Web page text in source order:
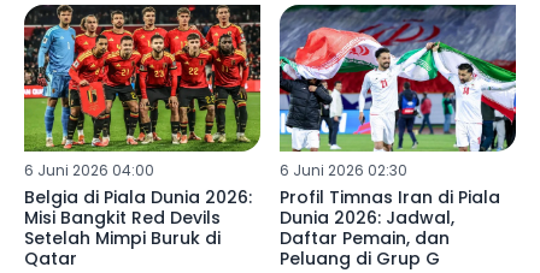
6 Juni 2026 04:00
Belgia di Piala Dunia 2026:
Misi Bangkit Red Devils
Setelah Mimpi Buruk di
Qatar
6 Juni 2026 02:30
Profil Timnas Iran di Piala
Dunia 2026: Jadwal,
Daftar Pemain, dan
Peluang di Grup G